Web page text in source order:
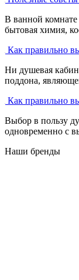
В ванной комнате
бытовая химия,
Как правильно
Ни душевая
поддона,
Как правильно
Выбор в пользу
одновременно с
Наши бренды